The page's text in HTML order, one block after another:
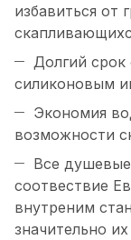
избавиться от
Долгий срок
силиконовым
Экономия
возможности
Все
соотвествие
внутреним
значительно